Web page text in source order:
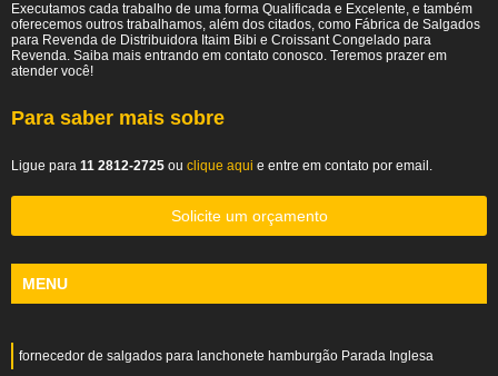
Executamos cada trabalho de uma forma Qualificada e Excelente, e também
oferecemos outros trabalhamos, além dos citados, como Fábrica de Salgados
para Revenda de Distribuidora Itaim Bibi e Croissant Congelado para
Revenda. Saiba mais entrando em contato conosco. Teremos prazer em
atender você!
Para saber mais sobre
Ligue para 11 2812-2725 ou clique aqui e entre em contato por email.
Solicite um orçamento
MENU
fornecedor de salgados para lanchonete hamburgão Parada Inglesa